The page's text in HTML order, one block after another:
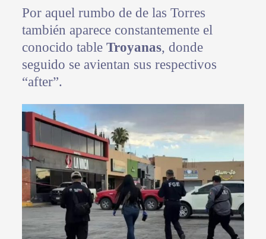
Por aquel rumbo de de las Torres
también aparece constantemente el
conocido table Troyanas, donde
seguido se avientan sus respectivos
“after”.